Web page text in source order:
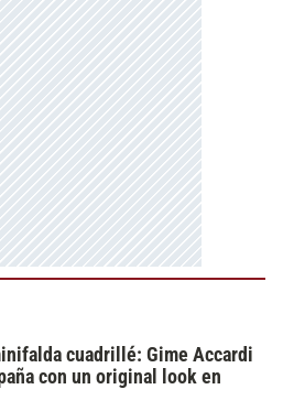
cuadrillé: Gime Accardi
con un original look en